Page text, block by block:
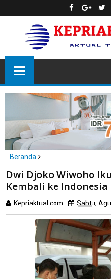
Beranda
Batam
Dwi Djoko Wiwoho Ikut Gabung
Dwi Djoko Wiwoho
Kembali ke Indonesia
Kepriaktual.com Sabtu,